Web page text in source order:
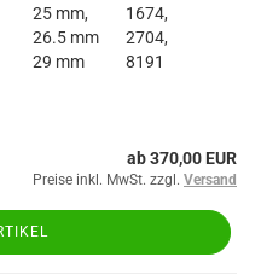
25 mm,
26.5 mm
29 mm
1674,
2704,
8191
ab 370,00 EUR
Preise inkl. MwSt. zzgl. Versand